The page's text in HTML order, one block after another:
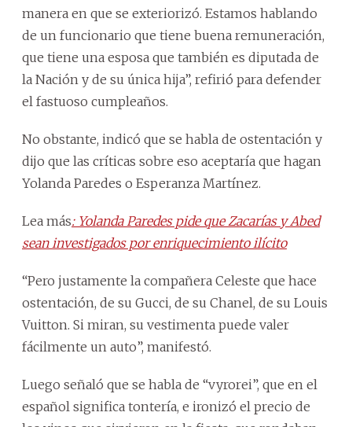
manera en que se exteriorizó. Estamos hablando
de un funcionario que tiene buena remuneración,
que tiene una esposa que también es diputada de
la Nación y de su única hija”, refirió para defender
el fastuoso cumpleaños.
No obstante, indicó que se habla de ostentación y
dijo que las críticas sobre eso aceptaría que hagan
Yolanda Paredes o Esperanza Martínez.
Lea más: Yolanda Paredes pide que Zacarías y Abed
sean investigados por enriquecimiento ilícito
“Pero justamente la compañera Celeste que hace
ostentación, de su Gucci, de su Chanel, de su Louis
Vuitton. Si miran, su vestimenta puede valer
fácilmente un auto”, manifestó.
Luego señaló que se habla de “vyrorei”, que en el
español significa tontería, e ironizó el precio de